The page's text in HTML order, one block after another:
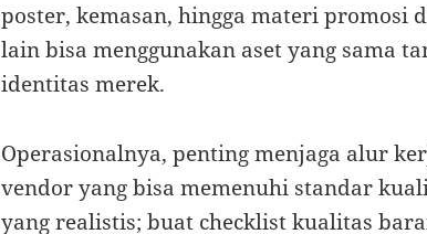
poster, kemasan, hingga materi promosi
lain bisa menggunakan aset yang sama
identitas merek.
Operasionalnya, penting menjaga alur
vendor yang bisa memenuhi standar
yang realistis; buat checklist kualitas